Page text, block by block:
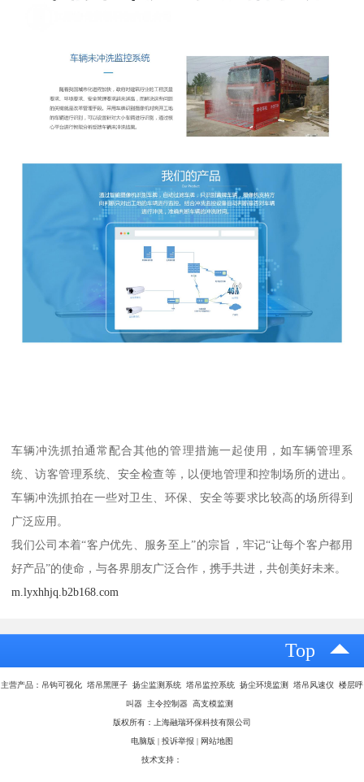
车辆冲洗抓拍通常配合其他的管理措施一起使用，如车辆管理系
统、访客管理系统、安全检查等，以便地管理和控制场所的进出。
车辆冲洗抓拍在一些对卫生、环保、安全等要求比较高的场所得到
广泛应用。
我们公司本着“客户优先、服务至上”的宗旨，牢记“让每个客户都用
好产品”的使命，与各界朋友广泛合作，携手共进，共创美好未来。
m.lyxhhjq.b2b168.com
Top
主营产品：吊钩可视化 塔吊黑匣子 扬尘监测系统 塔吊监控系统 扬尘环境监测 塔吊风速仪 楼层呼
叫器 主令控制器 高支模监测
版权所有：上海融瑞环保科技有限公司
电脑版 投诉举报 网站地图
技术支持：